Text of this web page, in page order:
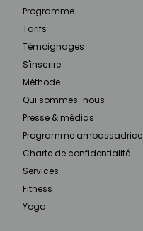
Programme
Tarifs
Témoignages
S'inscrire
Méthode
Qui sommes-nous
Presse & médias
Programme ambassadrice
Charte de confidentialité
Services
Fitness
Yoga